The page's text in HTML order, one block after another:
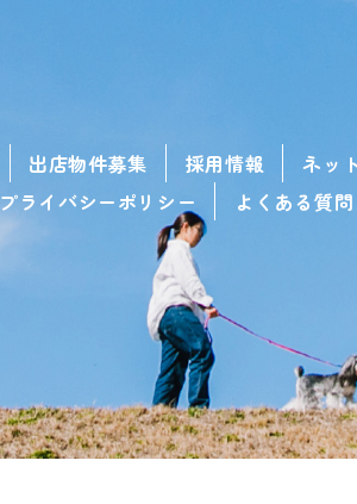
出店物件募集 採用情報 ネッ
プライバシーポリシー
よくある質問